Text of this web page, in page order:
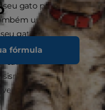
fórmula
gato permitir,
uma boa
gato esfregará o
o assim como sua
cauda para
ou de afeto; a
lhe como se